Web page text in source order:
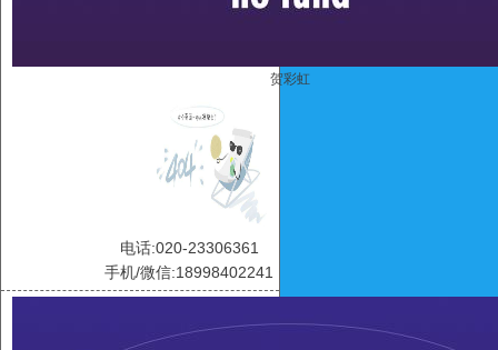
贺彩虹
电话:020-23306361
手机/微信:18998402241